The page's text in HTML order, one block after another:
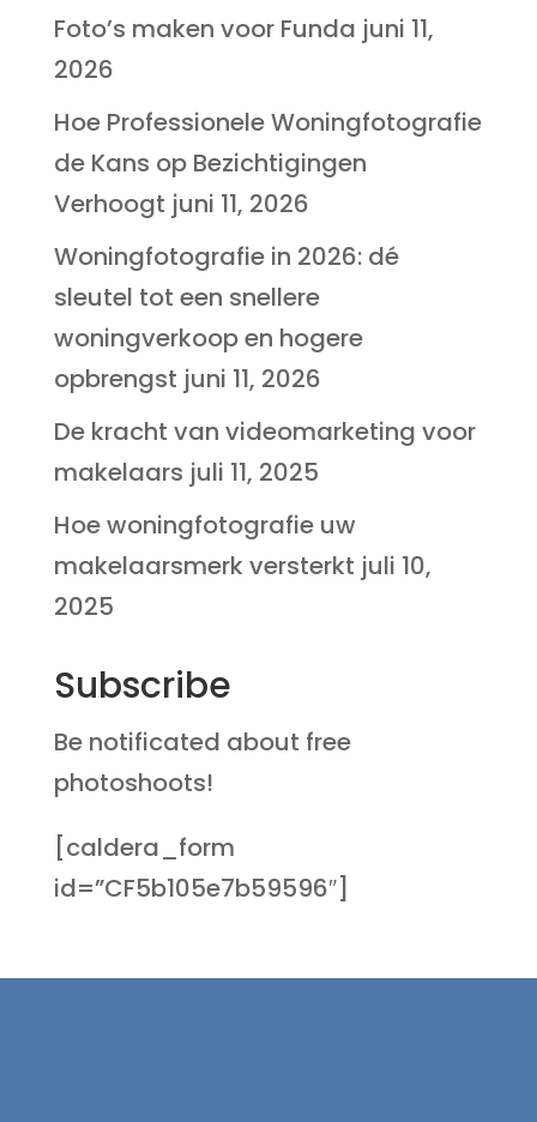
Foto’s maken voor Funda juni 11,
2026
Hoe Professionele Woningfotografie
de Kans op Bezichtigingen
Verhoogt juni 11, 2026
Woningfotografie in 2026: dé
sleutel tot een snellere
woningverkoop en hogere
opbrengst juni 11, 2026
De kracht van videomarketing voor
makelaars juli 11, 2025
Hoe woningfotografie uw
makelaarsmerk versterkt juli 10,
2025
Subscribe
Be notificated about free
photoshoots!
[caldera_form
id=”CF5b105e7b59596″]